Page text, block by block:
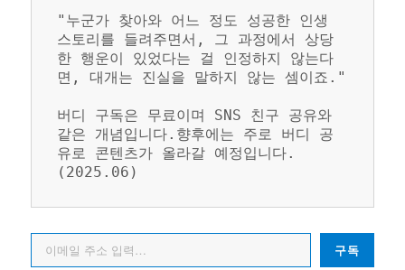
"누군가 찾아와 어느 정도 성공한 인생
스토리를 들려주면서, 그 과정에서 상당
한 행운이 있었다는 걸 인정하지 않는다
면, 대개는 진실을 말하지 않는 셈이죠."
버디 구독은 무료이며 SNS 친구 공유와
같은 개념입니다.향후에는 주로 버디 공
유로 콘텐츠가 올라갈 예정입니다.
(2025.06)
이메일 주소 입력…
구독